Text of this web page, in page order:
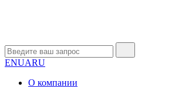
ENUARU
О компании